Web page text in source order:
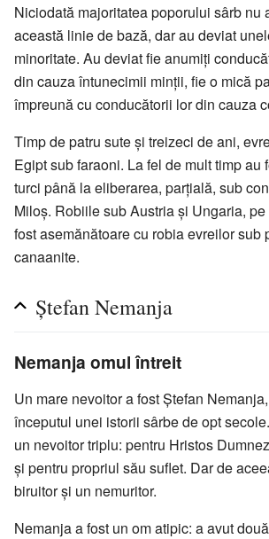
Niciodată majoritatea poporului sârb nu
această linie de bază, dar au deviat
minoritate. Au deviat fie anumiți
din cauza întunecimii minții, fie o mică
împreună cu conducătorii lor din cauza
Timp de patru sute și treizeci de ani,
Egipt sub faraoni. La fel de mult timp au
turci până la eliberarea, parțială, sub
Miloș. Robiile sub Austria și Ungaria,
fost asemănătoare cu robia evreilor sub
canaanite.
Ștefan Nemanja
Nemanja omul întreit
Un mare nevoitor a fost Ștefan
începutul unei istorii sârbe de opt
un nevoitor triplu: pentru Hristos
și pentru propriul său suflet. Dar de
biruitor și un nemuritor.
Nemanja a fost un om atipic: a avut două